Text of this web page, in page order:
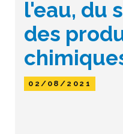
l'eau, du
des
02/08/2021